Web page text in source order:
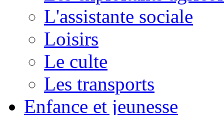
L'assistante sociale
Loisirs
Le culte
Les transports
Enfance et jeunesse